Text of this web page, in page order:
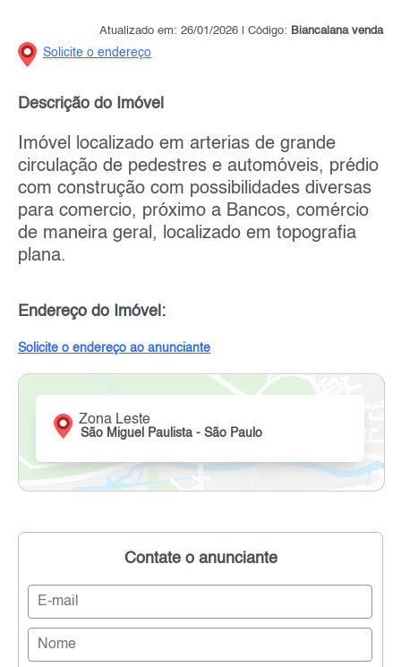
Atualizado em: 26/01/2026 | Código: Biancalana venda
Solicite o endereço
Descrição do Imóvel
Imóvel localizado em arterias de grande
circulação de pedestres e automóveis, prédio
com construção com possibilidades diversas
para comercio, próximo a Bancos, comércio
de maneira geral, localizado em topografia
plana.
Endereço do Imóvel:
Solicite o endereço ao anunciante
Zona Leste
São Miguel Paulista - São Paulo
Contate o anunciante